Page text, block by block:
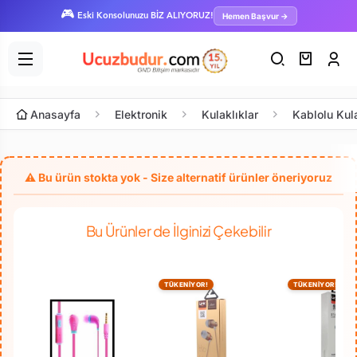
🎮 Eski Konsolunuzu BİZ ALIYORUZ! Hemen Başvur →
Anasayfa Elektronik Kulaklıklar Kablolu
Bu Ürünler de İlginizi Çekebilir
TÜKENİYOR! TÜKENİYOR!